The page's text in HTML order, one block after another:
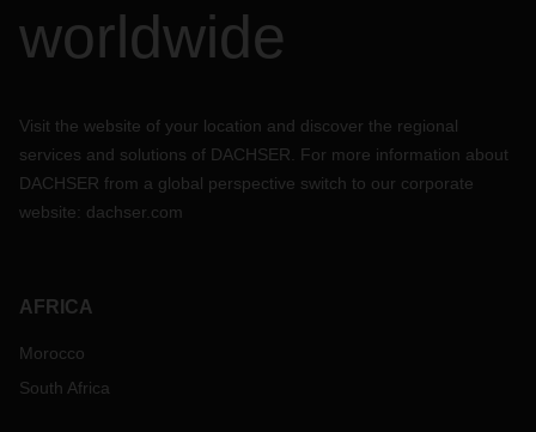
worldwide
Visit the website of your location and discover the regional
services and solutions of DACHSER. For more information about
DACHSER from a global perspective switch to our corporate
website: dachser.com
AFRICA
Morocco
South Africa